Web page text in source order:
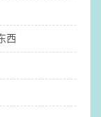
西